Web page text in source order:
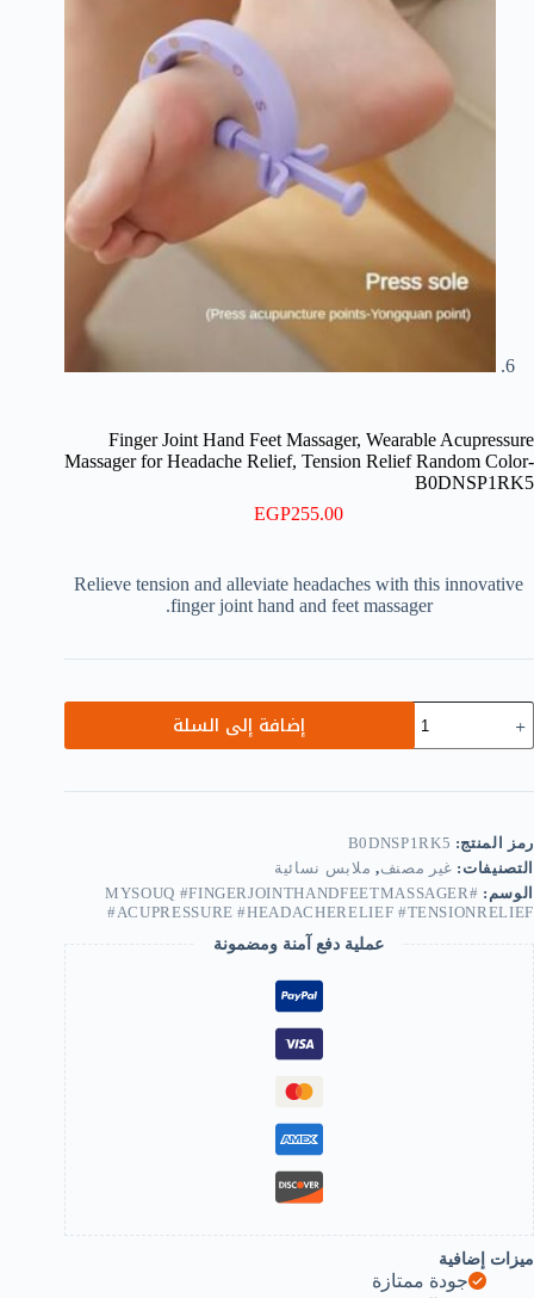
Finger Joint Hand Feet Massager, Wearable Acupressure
Massager for Headache Relief, Tension Relief Random Color-
B0DNSP1RK5
EGP255.00
Relieve tension and alleviate headaches with this innovative
finger joint hand and feet massager.
Finger
Joint
Feet
Wearable
Acupressure
Massager
for
Headache
Tension
Relief
Random
Color-
B0DNSP1RK5
إضافة إلى السلة
رمز المنتج: B0DNSP1RK5
التصنيفات: غير مصنف, ملابس نسائية
الوسم:
#MYSOUQ #FINGERJOINTHANDFEETMASSAGER
#ACUPRESSURE #HEADACHERELIEF #TENSIONRELIEF
عملية دفع آمنة ومضمونة
ميزات إضافية
جودة ممتازة